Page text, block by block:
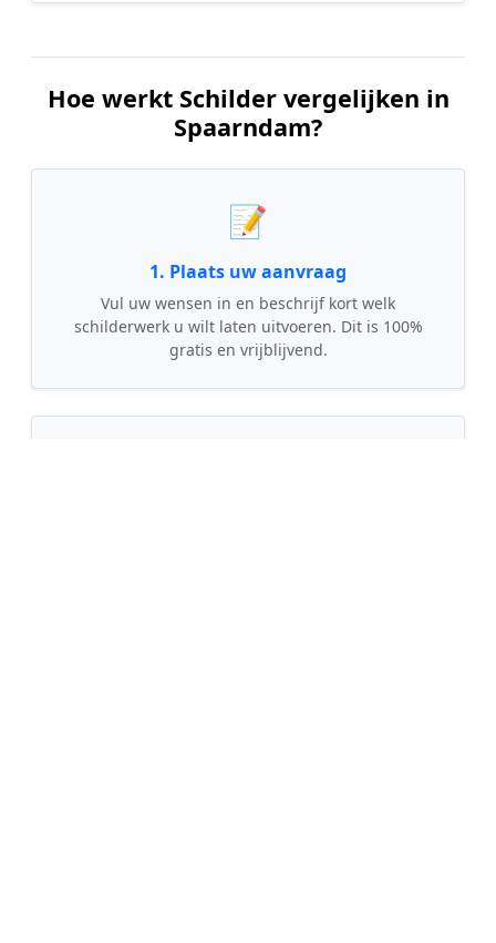
Hoe werkt Schilder vergelijken in
Spaarndam?
📝
1. Plaats uw aanvraag
Vul uw wensen in en beschrijf kort welk
schilderwerk u wilt laten uitvoeren. Dit is 100%
gratis en vrijblijvend.